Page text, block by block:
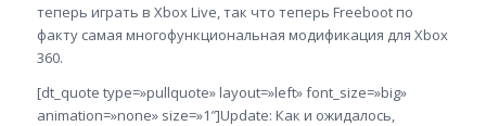
теперь играть в Xbox Live, так что теперь Freeboot по
факту самая многофункциональная модификация для Xbox
360.
[dt_quote type=»pullquote» layout=»left» font_size=»big»
animation=»none» size=»1″]Update: Как и ожидалось,